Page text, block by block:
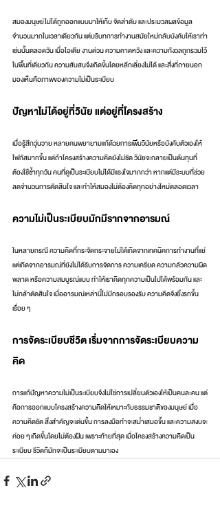
สมองมนุษย์ไม่ได้ถูกออกแบบมาให้เก็บ จัดลำดับ และประมวลผลข้อมูล
จำนวนมากในเวลาเดียวกัน แต่บริบทการทำงานสมัยใหม่กลับบังคับให้เราทำ
เช่นนั้นตลอดวัน เมื่อไอเดีย งานด่วน ความคาดหวัง และความกังวลถูกรวมไว้
ในพื้นที่เดียวกัน ความสับสนจึงเกิดขึ้นโดยหลีกเลี่ยงไม่ได้ และสิ่งที่ภายนอก
มองเห็นคือภาพของความไม่เป็นระเบียบ
ปัญหาไม่ได้อยู่ที่วินัย แต่อยู่ที่โครงสร้าง
เมื่อรู้สึกวุ่นวาย หลายคนพยายามแก้ด้วยการเพิ่มวินัยหรือบังคับตัวเองให้
โฟกัสมากขึ้น แต่ถ้าโครงสร้างความคิดยังไม่ชัด วินัยจะกลายเป็นต้นทุนที่
ต้องใช้ซ้ำทุกวัน คนที่ดูเป็นระเบียบไม่ได้มีแรงใจมากกว่า หากแต่มีระบบที่ช่วย
ลดจำนวนการตัดสินใจ และทำให้สมองไม่ต้องคิดทุกอย่างใหม่ตลอดเวลา
ความไม่เป็นระเบียบมักมีรากจากอารมณ์
ในหลายกรณี ความคิดที่กระจัดกระจายไม่ได้เกิดจากเทคนิคการทำงานที่แย่
แต่เกิดจากอารมณ์ที่ยังไม่ได้รับการจัดการ ความเครียด ความกลัวความผิด
พลาด หรือความสมบูรณ์แบบ ทำให้เราคิดทุกความเป็นไปได้พร้อมกัน และ
ไม่กล้าตัดสินใจ เมื่ออารมณ์เหล่านี้ไม่มีกรอบรองรับ ความคิดจึงยิ่งรกขึ้น
เรื่อย ๆ
การจัดระเบียบชีวิต เริ่มจากการจัดระเบียบความ
คิด
การแก้ปัญหาความไม่เป็นระเบียบจึงไม่ใช่การเปลี่ยนตัวเองให้เป็นคนละคน แต่
คือการออกแบบโครงสร้างความคิดให้เหมาะกับธรรมชาติของมนุษย์ เมื่อ
ความคิดชัด สิ่งสำคัญจะเด่นขึ้น การลงมือทำจะสม่ำเสมอขึ้น และความสงบจะ
ค่อย ๆ เกิดขึ้นโดยไม่ต้องฝืน เพราะท้ายที่สุด เมื่อโครงสร้างความคิดเป็น
ระเบียบ ชีวิตก็มักจะเป็นระเบียบตามมาเอง